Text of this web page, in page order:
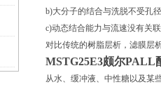
b)大分子的结合与洗脱不受孔
c)动态结合能力与流速没有关联
对比传统的树脂层析，滤膜层
MSTG25E3颇尔PALL
从水、缓冲液、中性糖以及某